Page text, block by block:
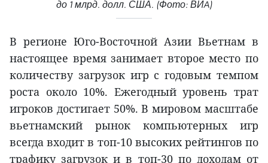
до 1 млрд. долл. США. (Фото: ВИA)
В регионе Юго-Восточной Азии Вьетнам в
настоящее время занимает второе место по
количеству загрузок игр с годовым темпом
роста около 10%. Ежегодный уровень трат
игроков достигает 50%. В мировом масштабе
вьетнамский рынок компьютерных игр
всегда входит в топ-10 высоких рейтингов по
трафику загрузок и в топ-30 по доходам от